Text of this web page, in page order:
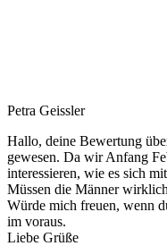
Petra Geissler
Hallo, deine Bewertung
gewesen. Da wir Anfang
interessieren, wie es sich
Müssen die Männer
Würde mich freuen, wenn
im voraus.
Liebe Grüße